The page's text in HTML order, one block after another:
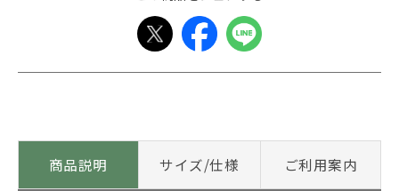
商品説明 サイズ/仕様 ご利用案内